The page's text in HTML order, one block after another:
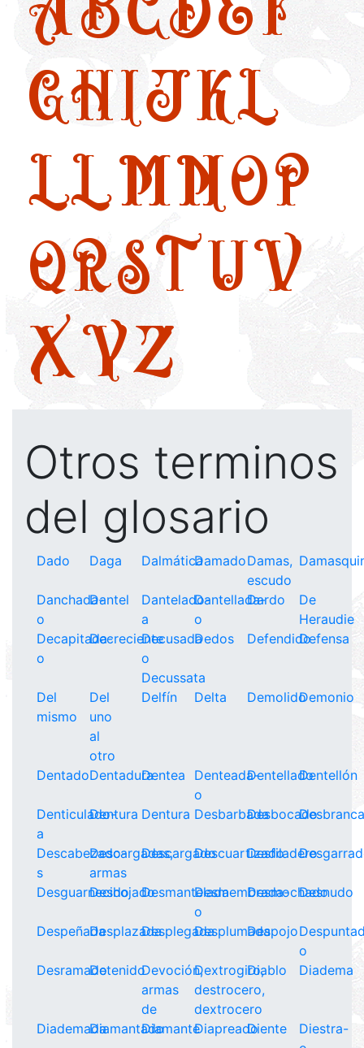
GHIJKL
LLMNOP
QRSTUV
XYZ
Otros terminos
del glosario
Dado Daga DalmáticaDamadoDamas,
escudo
Danchada-
o
Dantel
Dantelado-
a
Dantellada-
o
Dardo
De
Heraudie
Decapitada-
o
DecrecienteDecusada
o
Decussata
Dedos DefendidoDefensa
Del
mismo
Del
uno
al
otro
Delfín Delta DemolidoDemonio
DentadoDentaduraDentea
Denteada-
o
DentelladoDentellón
Denticulado-
a
Dentura Dentura DesbarbadaDesbocado
Descabezado-
s
Descargadas,
armas
DescargadoDescuartizado
Desfiladero
Desguarnecido
DeshojadoDesmanteladaDesmembrada-
o
Desmochado
Desnudo
DespeñadaDesplazadaDesplegadaDesplumadaDespojo
o
DesramadoDetenidoDevoción,
armas
de
Dextrogiro,
destrocero,
dextrocero
Diablo Diadema
DiademadaDiamantadoDiamanteDiapreadoDiente
Diestra-